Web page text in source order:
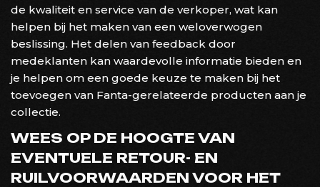
de kwaliteit en service van de verkoper, wat kan
helpen bij het maken van een weloverwogen
beslissing. Het delen van feedback door
medeklanten kan waardevolle informatie bieden en
je helpen om een goede keuze te maken bij het
toevoegen van Fanta-gerelateerde producten aan je
collectie.
WEES OP DE HOOGTE VAN
EVENTUELE RETOUR- EN
RUILVOORWAARDEN VOOR HET